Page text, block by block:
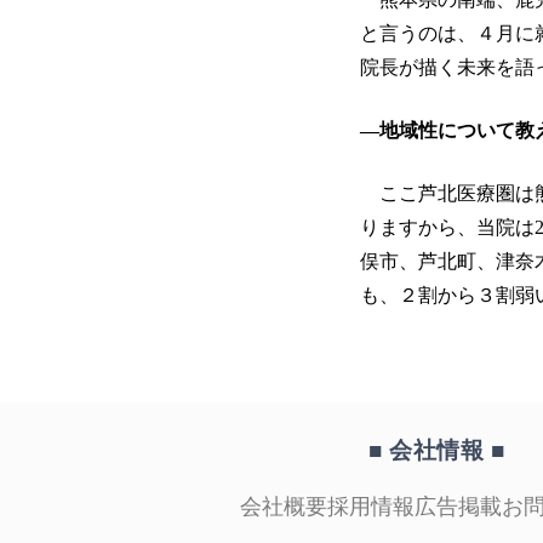
と言うのは、４月
院長が描く未来を語
―地域性について教
ここ芦北医療圏は
りますから、当院
俣市、芦北町、津奈
も、２割から３割弱
■ 会社情報 ■
会社概要採用情報広告掲載お